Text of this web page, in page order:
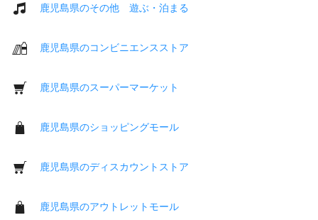
鹿児島県のその他 遊ぶ・泊まる
鹿児島県のコンビニエンスストア
鹿児島県のスーパーマーケット
鹿児島県のショッピングモール
鹿児島県のディスカウントストア
鹿児島県のアウトレットモール